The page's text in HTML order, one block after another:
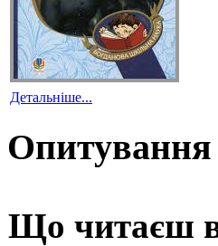
Детальніше...
Що читаєш